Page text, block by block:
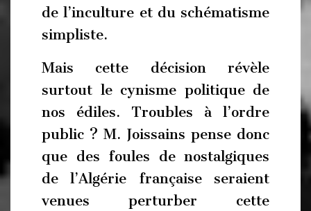
de l’inculture et du schématisme
simpliste.
Mais cette décision révèle
surtout le cynisme politique de
nos édiles. Troubles à l’ordre
public ? M. Joissains pense donc
que des foules de nostalgiques
de l’Algérie française seraient
venues perturber cette